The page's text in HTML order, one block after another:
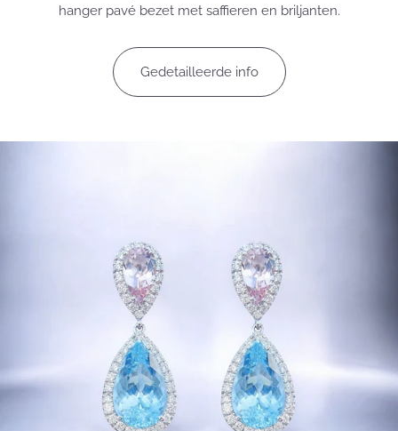
hanger pavé bezet met saffieren en briljanten.
Gedetailleerde info